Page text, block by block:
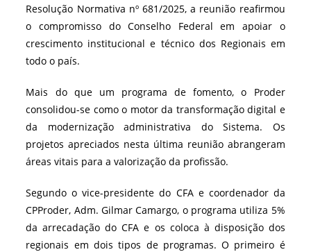
Resolução Normativa nº 681/2025, a reunião reafirmou
o compromisso do Conselho Federal em apoiar o
crescimento institucional e técnico dos Regionais em
todo o país.
Mais do que um programa de fomento, o Proder
consolidou-se como o motor da transformação digital e
da modernização administrativa do Sistema. Os
projetos apreciados nesta última reunião abrangeram
áreas vitais para a valorização da profissão.
Segundo o vice-presidente do CFA e coordenador da
CPProder, Adm. Gilmar Camargo, o programa utiliza 5%
da arrecadação do CFA e os coloca à disposição dos
regionais em dois tipos de programas. O primeiro é